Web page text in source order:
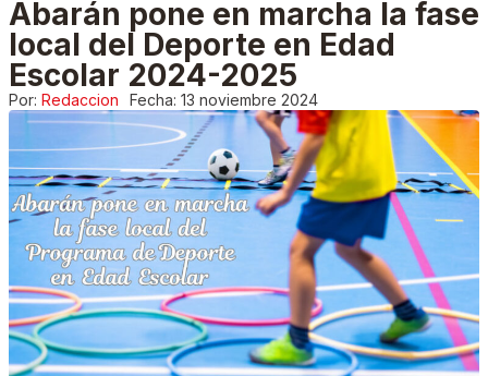
Abarán pone en marcha la fase
local del Deporte en Edad
Escolar 2024-2025
Por: Redaccion Fecha: 13 noviembre 2024